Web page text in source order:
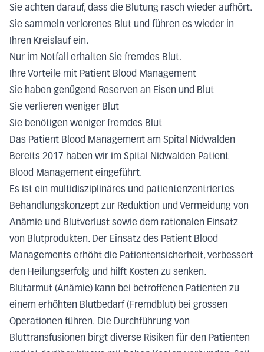
Sie achten darauf, dass die Blutung rasch wieder aufhört.
Sie sammeln verlorenes Blut und führen es wieder in
Ihren Kreislauf ein.
Nur im Notfall erhalten Sie fremdes Blut.
Ihre Vorteile mit Patient Blood Management
Sie haben genügend Reserven an Eisen und Blut
Sie verlieren weniger Blut
Sie benötigen weniger fremdes Blut
Das Patient Blood Management am Spital Nidwalden
Bereits 2017 haben wir im Spital Nidwalden Patient
Blood Management eingeführt.
Es ist ein multidisziplinäres und patientenzentriertes
Behandlungskonzept zur Reduktion und Vermeidung von
Anämie und Blutverlust sowie dem rationalen Einsatz
von Blutprodukten. Der Einsatz des Patient Blood
Managements erhöht die Patientensicherheit, verbessert
den Heilungserfolg und hilft Kosten zu senken.
Blutarmut (Anämie) kann bei betroffenen Patienten zu
einem erhöhten Blutbedarf (Fremdblut) bei grossen
Operationen führen. Die Durchführung von
Bluttransfusionen birgt diverse Risiken für den Patienten